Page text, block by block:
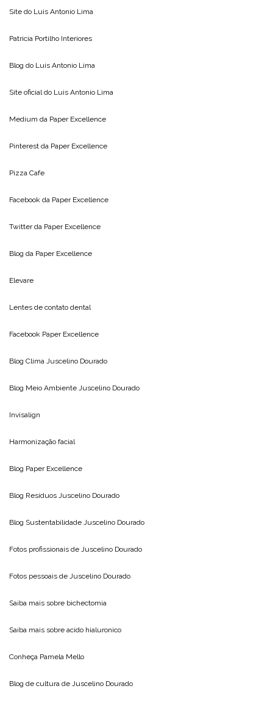
Site do Luis Antonio Lima
Patricia Portilho Interiores
Blog do Luis Antonio Lima
Site oficial do Luis Antonio Lima
Medium da Paper Excellence
Pinterest da Paper Excellence
Pizza Cafe
Facebook da Paper Excellence
Twitter da Paper Excellence
Blog da Paper Excellence
Elevare
Lentes de contato dental
Facebook Paper Excellence
Blog Clima Juscelino Dourado
Blog Meio Ambiente Juscelino Dourado
Invisalign
Harmonização facial
Blog Paper Excellence
Blog Resíduos Juscelino Dourado
Blog Sustentabilidade Juscelino Dourado
Fotos profissionais de Juscelino Dourado
Fotos pessoais de Juscelino Dourado
Saiba mais sobre bichectomia
Saiba mais sobre acido hialuronico
Conheça Pamela Mello
Blog de cultura de Juscelino Dourado